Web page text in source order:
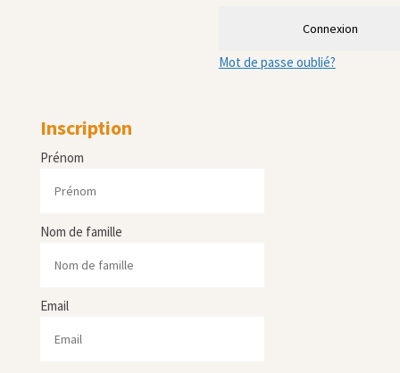
Connexion
Mot de passe oublié?
Inscription
Prénom
Nom de famille
Email